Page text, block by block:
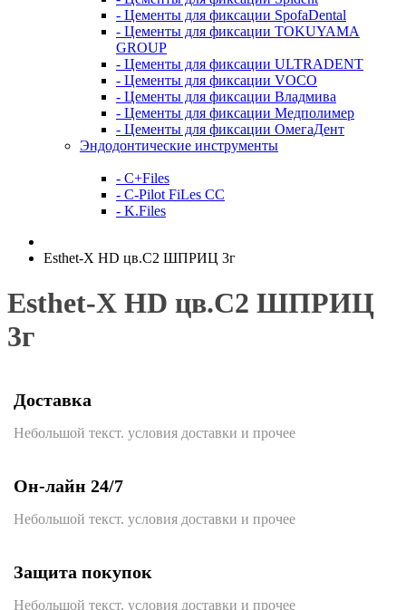
- Цементы для фиксации SpofaDental
- Цементы для фиксации TOKUYAMA
GROUP
- Цементы для фиксации ULTRADENT
- Цементы для фиксации VOCO
- Цементы для фиксации Владмива
- Цементы для фиксации Медполимер
- Цементы для фиксации ОмегаДент
Эндодонтические инструменты
- C+Files
- C-Pilot FiLes CC
- K.Files
Esthet-X HD цв.С2 ШПРИЦ 3г
Esthet-X HD цв.С2 ШПРИЦ
3г
Доставка
Небольшой текст. условия доставки и прочее
Он-лайн 24/7
Небольшой текст. условия доставки и прочее
Защита покупок
Небольшой текст. условия доставки и прочее